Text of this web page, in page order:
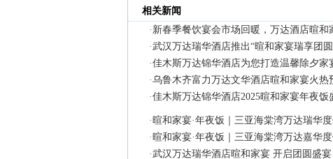
相关新闻
· 新春季餐饮宴会市场回暖，万达酒店暄和
·武汉万达瑞华酒店推出“暄和家宴瑞享团
·佳木斯万达锦华酒店为您打造温馨除夕家
·乌鲁木齐富力万达文华酒店暄和家宴火热
·佳木斯万达锦华酒店2025暄和家宴年夜
·暄和家宴·年夜饭｜三亚海棠湾万达瑞华
·暄和家宴·年夜饭｜三亚海棠湾万达嘉华
·武汉万达瑞华酒店暄和家宴 开启团圆盛宴